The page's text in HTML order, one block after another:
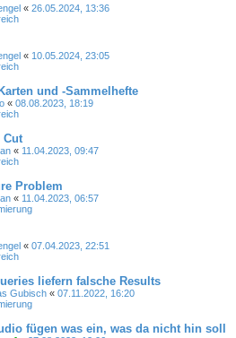
« 26.05.2024, 13:36
« 10.05.2024, 23:05
und -Sammelhefte
« 08.08.2023, 18:19
Cut
« 11.04.2023, 09:47
Problem
« 11.04.2023, 06:57
« 07.04.2023, 22:51
liefern falsche Results
Gubisch « 07.11.2022, 16:20
fügen was ein, was da nicht hin soll